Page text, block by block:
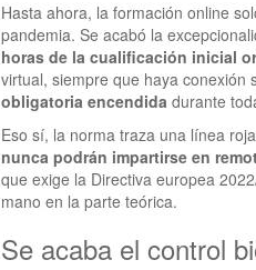
Hasta ahora, la formación online
pandemia. Se acabó la
horas de la cualificación inicial
virtual, siempre que haya conexión
obligatoria encendida durante
Eso sí, la norma traza una línea
nunca podrán impartirse en
que exige la Directiva europea
mano en la parte teórica.
Se acaba el control